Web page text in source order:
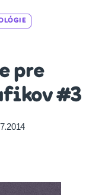
pre
#3